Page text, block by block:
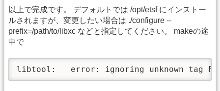
以上で完成です。 デフォルトでは /opt/etsf にインストー
ルされますが、変更したい場合は ./configure --
prefix=/path/to/libxc などと指定してください。 makeの途
中で
libtool:   error: ignoring unknown tag